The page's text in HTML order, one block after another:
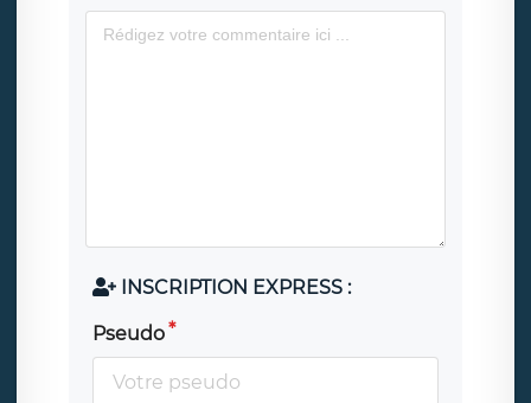
INSCRIPTION EXPRESS :
Pseudo